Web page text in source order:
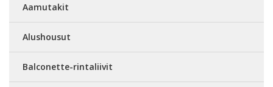
Aamutakit
Alushousut
Balconette-rintaliivit